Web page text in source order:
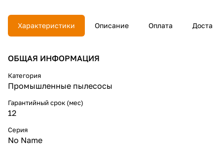
принудительном удалении
продуктов сгорания, пиления.
Может убирать крупные
характеристики:
кПаСкорость воздушного
потока - 40 л/секРежимы
работы - всасывание и
выдуваниеРозетка для
подключения инструмента -
инструмента - 100-2000
ВтДлина гофрированного
Характеристики Описание Оплата
ОБЩАЯ ИНФОРМАЦИЯ
Категория
Промышленные пылесосы
Гарантийный срок (мес)
12
Серия
No Name